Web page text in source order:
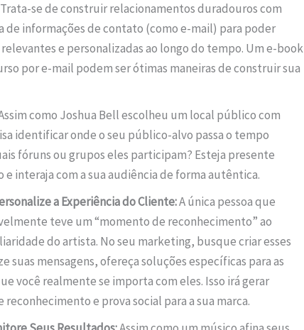
se de construir relacionamentos duradouros com
de informações de contato (como e-mail) para poder
e personalizadas ao longo do tempo. Um e-book
por e-mail podem ser ótimas maneiras de construir sua
como Joshua Bell escolheu um local público com
identificar onde o seu público-alvo passa o tempo
fóruns ou grupos eles participam? Esteja presente
interaja com a sua audiência de forma autêntica.
a Experiência do Cliente:A única pessoa que
teve um “momento de reconhecimento” ao
do artista. No seu marketing, busque criar esses
suas mensagens, ofereça soluções específicas para as
você realmente se importa com eles. Isso irá gerar
e prova social para a sua marca.